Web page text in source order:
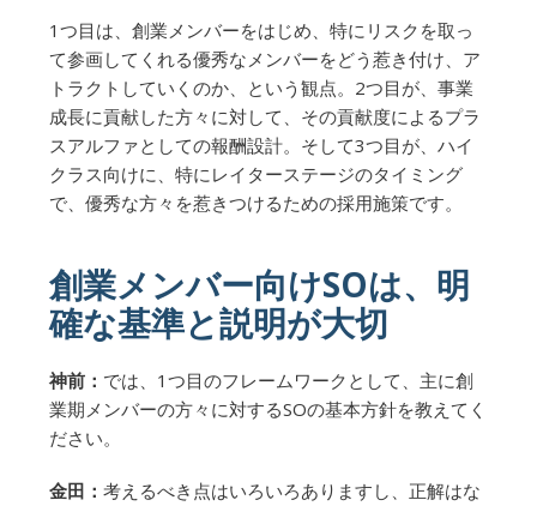
1つ目は、創業メンバーをはじめ、特にリスクを取っ
て参画してくれる優秀なメンバーをどう惹き付け、ア
トラクトしていくのか、という観点。2つ目が、事業
成長に貢献した方々に対して、その貢献度によるプラ
スアルファとしての報酬設計。そして3つ目が、ハイ
クラス向けに、特にレイターステージのタイミング
で、優秀な方々を惹きつけるための採用施策です。
創業メンバー向けSOは、明
確な基準と説明が大切
神前： では、1つ目のフレームワークとして、主に創
業期メンバーの方々に対するSOの基本方針を教えてく
ださい。
金田： 考えるべき点はいろいろありますし、正解はな